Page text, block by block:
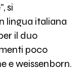
si
lingua italiana
il duo
poco
e weissenborn.